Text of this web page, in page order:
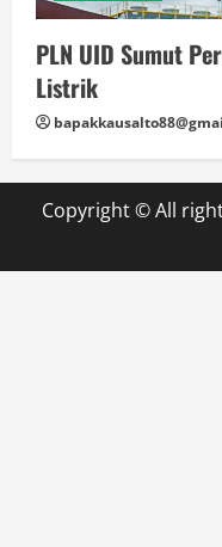
PLN UID Sumut
Listrik
Copyright © All